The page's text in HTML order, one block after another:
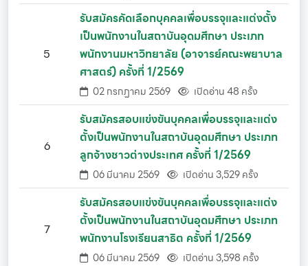
5
รับสมัครคัดเลือกบุคคลเพื่อบรรจุและแต่งตั้ง
เป็นพนักงานในสถาบันอุดมศึกษา ประเภท
พนักงานมหาวิทยาลัย (อาจารย์คณะพยาบาล
ศาสตร์) ครั้งที่ 1/2569
02 กรกฏาคม 2569 เปิดอ่าน 48 ครั้ง
6
รับสมัครสอบแข่งขันบุคคลเพื่อบรรจุและแต่ง
ตั้งเป็นพนักงานในสถาบันอุดมศึกษา ประเภท
ลูกจ้างชาวต่างประเทศ ครั้งที่ 1/2569
06 มีนาคม 2569 เปิดอ่าน 3,529 ครั้ง
7
รับสมัครสอบแข่งขันบุคคลเพื่อบรรจุและแต่ง
ตั้งเป็นพนักงานในสถาบันอุดมศึกษา ประเภท
พนักงานโรงเรียนสาธิต ครั้งที่ 1/2569
06 มีนาคม 2569 เปิดอ่าน 3,598 ครั้ง